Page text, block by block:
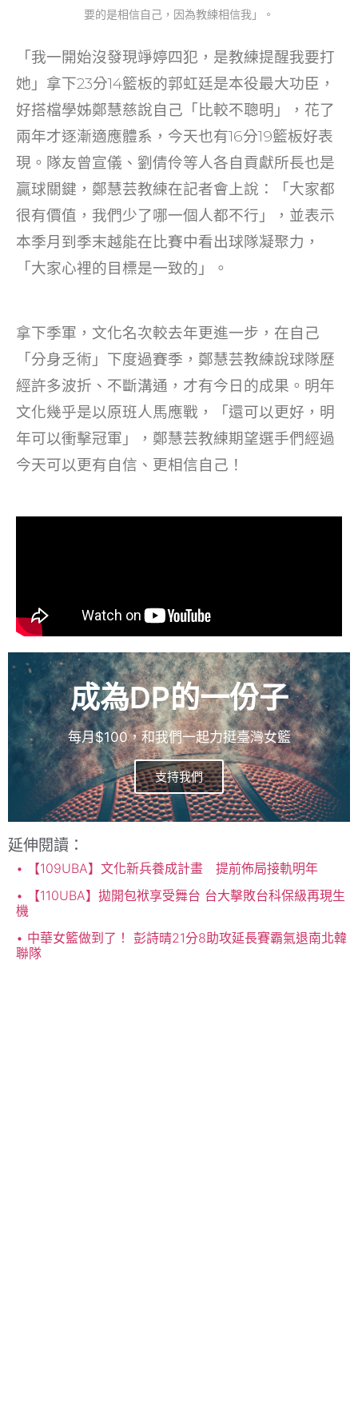
要的是相信自己，因為教練相信我」。
「我一開始沒發現竫婷四犯，是教練提醒我要打
她」拿下23分14籃板的郭虹廷是本役最大功臣，
好搭檔學姊鄭慧慈說自己「比較不聰明」，花了
兩年才逐漸適應體系，今天也有16分19籃板好表
現。隊友曾宣儀、劉倩伶等人各自貢獻所長也是
贏球關鍵，鄭慧芸教練在記者會上說：「大家都
很有價值，我們少了哪一個人都不行」，並表示
本季月到季末越能在比賽中看出球隊凝聚力，
「大家心裡的目標是一致的」。
拿下季軍，文化名次較去年更進一步，在自己
「分身乏術」下度過賽季，鄭慧芸教練說球隊歷
經許多波折、不斷溝通，才有今日的成果。明年
文化幾乎是以原班人馬應戰，「還可以更好，明
年可以衝擊冠軍」，鄭慧芸教練期望選手們經過
今天可以更有自信、更相信自己！
成為DP的一份子
每月$100，和我們一起力挺臺灣女籃
支持我們
延伸閱讀：
【109UBA】文化新兵養成計畫 提前佈局接軌明年
【110UBA】拋開包袱享受舞台 台大擊敗台科保級再現生
機
中華女籃做到了！ 彭詩晴21分8助攻延長賽霸氣退南北韓
聯隊